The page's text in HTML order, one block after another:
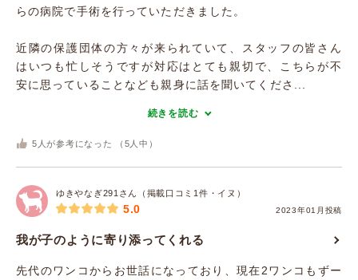
らの病院で手術を行っていただきました。
近隣の保護団体の方々が来られていて、スタッフの皆さん
はいつも忙しそうですが対応はとても親切で、こちらが不
安に思っていることなども親身に話を聞いてくださ...
続きを読む
5 人が参考になった （ 5 人中）
ゆきやなぎ291さん（掲載口コミ1件・イヌ）
2023年01月投稿
5.0
我が子のように寄り添ってくれる
先代のワンコからお世話になっており、現在2ワンコもずー